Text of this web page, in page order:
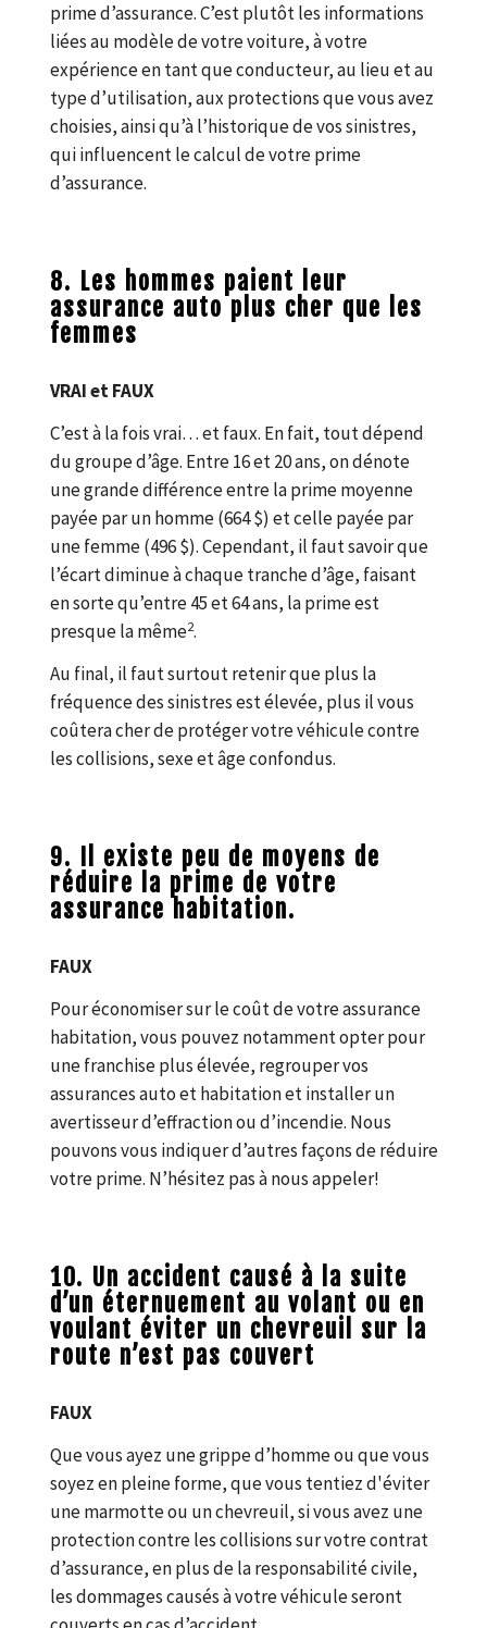
prime d’assurance. C’est plutôt les informations
liées au modèle de votre voiture, à votre
expérience en tant que conducteur, au lieu et au
type d’utilisation, aux protections que vous avez
choisies, ainsi qu’à l’historique de vos sinistres,
qui influencent le calcul de votre prime
d’assurance.
8. Les hommes paient leur
assurance auto plus cher que les
femmes
VRAI et FAUX
C’est à la fois vrai… et faux. En fait, tout dépend
du groupe d’âge. Entre 16 et 20 ans, on dénote
une grande différence entre la prime moyenne
payée par un homme (664 $) et celle payée par
une femme (496 $). Cependant, il faut savoir que
l’écart diminue à chaque tranche d’âge, faisant
en sorte qu’entre 45 et 64 ans, la prime est
presque la même2.
Au final, il faut surtout retenir que plus la
fréquence des sinistres est élevée, plus il vous
coûtera cher de protéger votre véhicule contre
les collisions, sexe et âge confondus.
9. Il existe peu de moyens de
réduire la prime de votre
assurance habitation.
FAUX
Pour économiser sur le coût de votre assurance
habitation, vous pouvez notamment opter pour
une franchise plus élevée, regrouper vos
assurances auto et habitation et installer un
avertisseur d’effraction ou d’incendie. Nous
pouvons vous indiquer d’autres façons de réduire
votre prime. N’hésitez pas à nous appeler!
10. Un accident causé à la suite
d’un éternuement au volant ou en
voulant éviter un chevreuil sur la
route n’est pas couvert
FAUX
Que vous ayez une grippe d’homme ou que vous
soyez en pleine forme, que vous tentiez d'éviter
une marmotte ou un chevreuil, si vous avez une
protection contre les collisions sur votre contrat
d’assurance, en plus de la responsabilité civile,
les dommages causés à votre véhicule seront